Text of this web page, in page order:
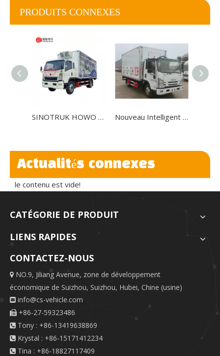
PRODUITS CONNEXES
SINOTRUK HOWO 4x2 camion fourgon réfrigéré de 10 tonnes pour le transport alimentaire Nouveau Intelligent Isuzu 5 tonnes Live Baby Chick Old Nick Deliver Deliver Van Cargo Truck à vendre
Actualités connexes
le contenu est vide!
CATÉGORIE DE PRODUIT
LIENS RAPIDES
CONTACTEZ-NOUS
 NO.9, Jiliang Avenue, zone de développement
économique de Suizhou, Suizhou, Hubei, Chine (usine)
 info@cs-vehicle.com
 +86-27-59323486
 Tony : +86-13419638869
 Krystal : +86-15171412234
 Tina : +86-18827117409